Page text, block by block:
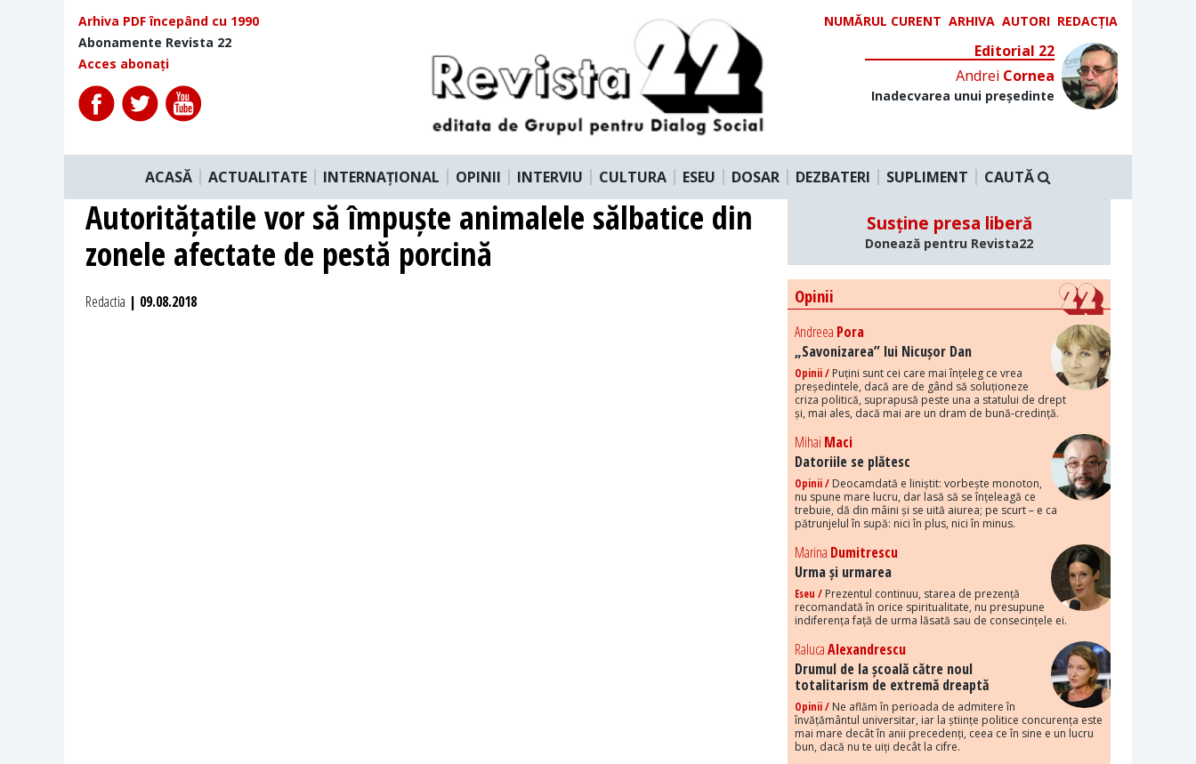
Arhiva PDF începând cu 1990
Abonamente Revista 22
Acces abonați
NUMĂRUL CURENT ARHIVA AUTORI REDACȚIA
Editorial 22
Andrei Cornea
Inadecvarea unui președinte
ACASĂ ACTUALITATE INTERNAȚIONAL OPINII INTERVIU CULTURA ESEU DOSAR DEZBATERI SUPLIMENT CAUTĂ
Autoritățatile vor să împuște animalele sălbatice din
zonele afectate de pestă porcină
Redactia | 09.08.2018
Susține presa liberă
Donează pentru Revista22
Opinii
Andreea Pora
„Savonizarea” lui Nicușor Dan
Opinii / Puțini sunt cei care mai înțeleg ce vrea
președintele, dacă are de gând să soluționeze
criza politică, suprapusă peste una a statului de drept
și, mai ales, dacă mai are un dram de bună-credință.
Mihai Maci
Datoriile se plătesc
Opinii / Deocamdată e liniștit: vorbește monoton,
nu spune mare lucru, dar lasă să se înțeleagă ce
trebuie, dă din mâini și se uită aiurea; pe scurt – e ca
pătrunjelul în supă: nici în plus, nici în minus.
Marina Dumitrescu
Urma și urmarea
Eseu / Prezentul continuu, starea de prezență
recomandată în orice spiritualitate, nu presupune
indiferența față de urma lăsată sau de consecințele ei.
RalucaAlexandrescu
Drumul de la școală către noul
totalitarism de extremă dreaptă
Opinii / Ne aflăm în perioada de admitere în
învățământul universitar, iar la științe politice concurența este
mai mare decât în anii precedenți, ceea ce în sine e un lucru
bun, dacă nu te uiți decât la cifre.